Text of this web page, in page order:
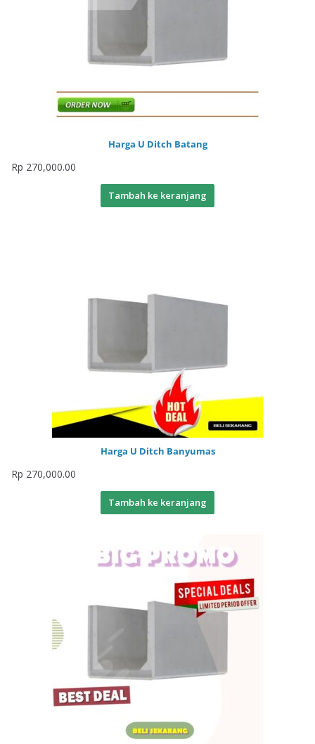
Harga U Ditch Batang
Rp 270,000.00
Tambah ke keranjang
Harga U Ditch Banyumas
Rp 270,000.00
Tambah ke keranjang